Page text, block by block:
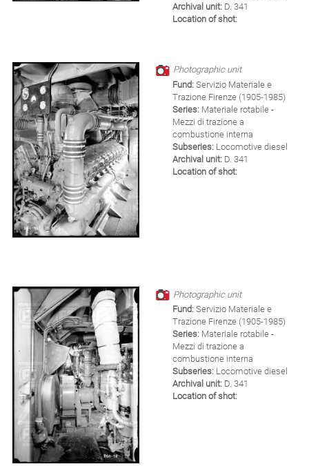
Archival unit: D. 341
Location of shot:
Photographic unit
Fund: Servizio Materiale e
Trazione Firenze (1905-1985)
Series: Materiale rotabile -
Mezzi di trazione a
combustione interna
Subseries: Locomotive diesel
Archival unit: D. 341
Location of shot:
Photographic unit
Fund: Servizio Materiale e
Trazione Firenze (1905-1985)
Series: Materiale rotabile -
Mezzi di trazione a
combustione interna
Subseries: Locomotive diesel
Archival unit: D. 341
Location of shot: